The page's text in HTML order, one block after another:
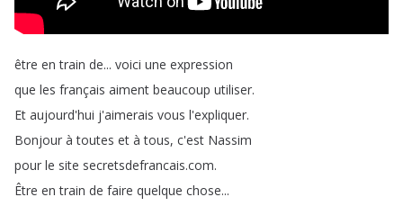
être en train de... voici une expression
que les français aiment beaucoup utiliser.
Et aujourd'hui j'aimerais vous l'expliquer.
Bonjour à toutes et à tous, c'est Nassim
pour le site secretsdefrancais.com.
Être en train de faire quelque chose...